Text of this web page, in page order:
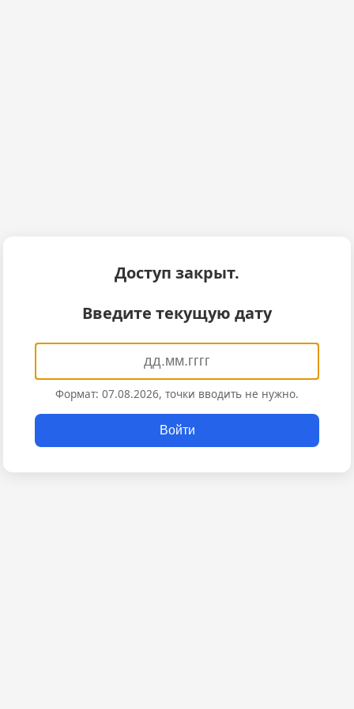
Доступ закрыт.
Введите текущую дату
Формат: 07.08.2026, точки вводить не нужно.
Войти